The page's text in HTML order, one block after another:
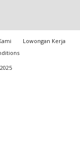
Lowongan Kerja